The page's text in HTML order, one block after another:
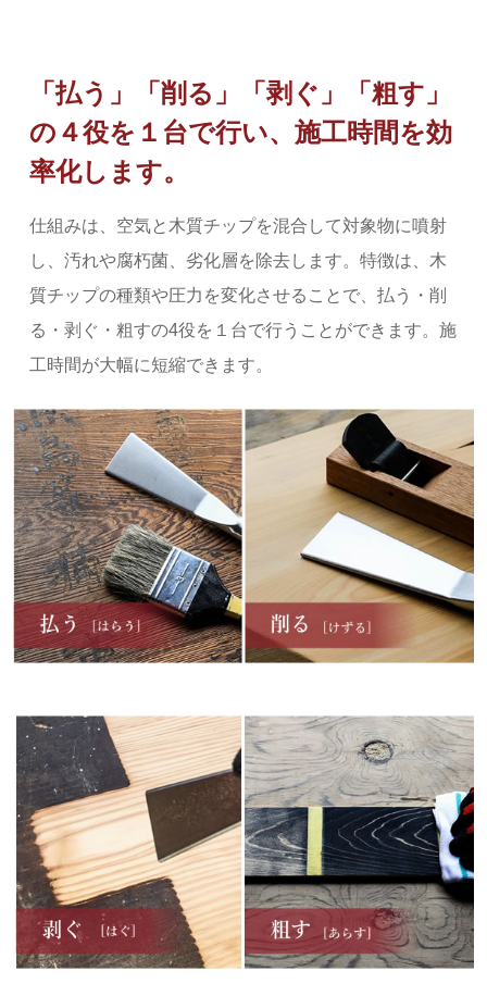
「払う」「削る」「剥ぐ」「粗す」
の４役を１台で行い、施工時間を効
率化します。
仕組みは、空気と木質チップを混合して対象物に噴射
し、汚れや腐朽菌、劣化層を除去します。特徴は、木
質チップの種類や圧力を変化させることで、払う・削
る・剥ぐ・粗すの4役を１台で行うことができます。施
工時間が大幅に短縮できます。